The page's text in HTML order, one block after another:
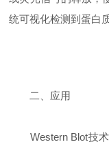
统可视化检测到蛋白
二、应用
Western Blot技术